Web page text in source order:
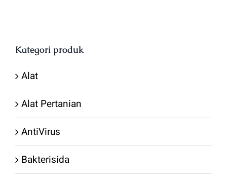
Pilihan
ini
dapat
diambil
di
halaman
produk
dapat
halaman
Kategori produk
Alat
Alat Pertanian
AntiVirus
Bakterisida